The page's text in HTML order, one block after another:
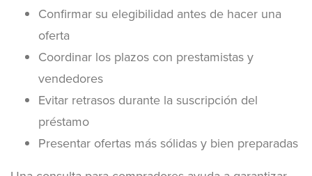
Confirmar su elegibilidad antes de hacer una
oferta
Coordinar los plazos con prestamistas y
vendedores
Evitar retrasos durante la suscripción del
préstamo
Presentar ofertas más sólidas y bien preparadas